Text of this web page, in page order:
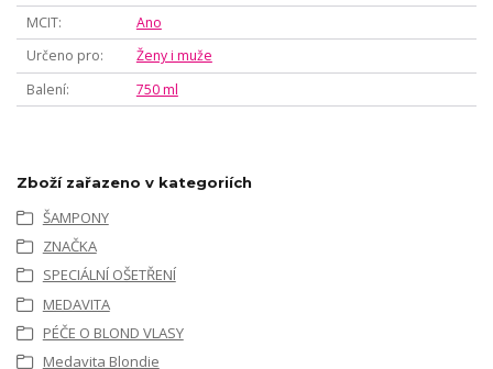
MCIT
Ano
Určeno pro
Ženy i muže
Balení
750 ml
Zboží zařazeno v kategoriích
ŠAMPONY
ZNAČKA
SPECIÁLNÍ OŠETŘENÍ
MEDAVITA
PÉČE O BLOND VLASY
Medavita Blondie